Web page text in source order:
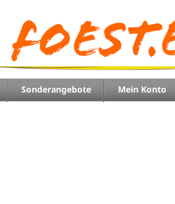
Sonderangebote Mein Konto